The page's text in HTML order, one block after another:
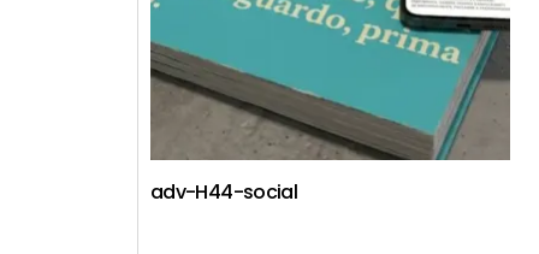
adv-H44-social